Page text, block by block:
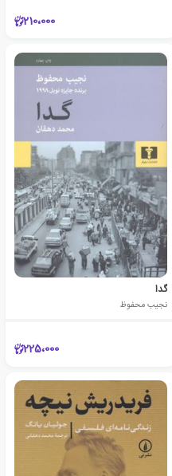
210،000
گدا
نجیب محفوظ
225،000